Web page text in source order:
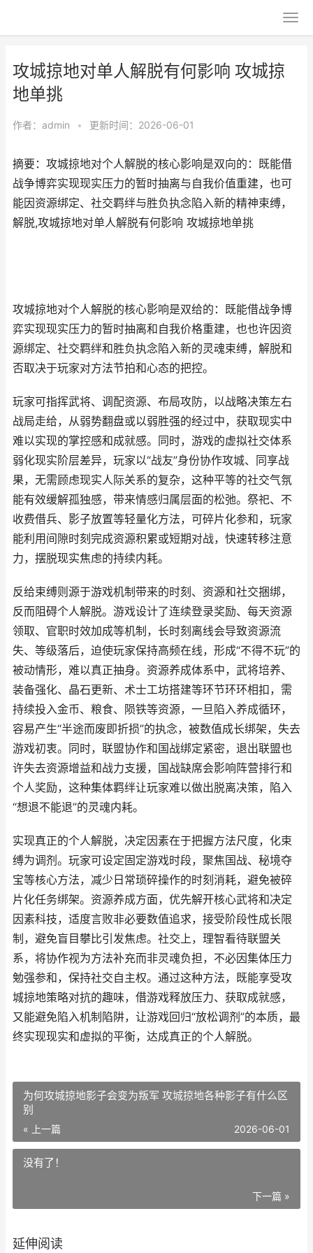
攻城掠地对单人解脱有何影响 攻城掠
地单挑
作者： admin • 更新时间：2026-06-01
摘要：攻城掠地对个人解脱的核心影响是双向的：既能借
战争博弈实现现实压力的暂时抽离与自我价值重建，也可
能因资源绑定、社交羁绊与胜负执念陷入新的精神束缚，
解脱,攻城掠地对单人解脱有何影响 攻城掠地单挑
攻城掠地对个人解脱的核心影响是双给的：既能借战争博
弈实现现实压力的暂时抽离和自我价格重建，也也许因资
源绑定、社交羁绊和胜负执念陷入新的灵魂束缚，解脱和
否取决于玩家对方法节拍和心态的把控。
玩家可指挥武将、调配资源、布局攻防，以战略决策左右
战局走给，从弱势翻盘或以弱胜强的经过中，获取现实中
难以实现的掌控感和成就感。同时，游戏的虚拟社交体系
弱化现实阶层差异，玩家以“战友”身份协作攻城、同享战
果，无需顾虑现实人际关系的复杂，这种平等的社交气氛
能有效缓解孤独感，带来情感归属层面的松弛。祭祀、不
收费借兵、影子放置等轻量化方法，可碎片化参和，玩家
能利用间隙时刻完成资源积累或短期对战，快速转移注意
力，摆脱现实焦虑的持续内耗。
反给束缚则源于游戏机制带来的时刻、资源和社交捆绑，
反而阻碍个人解脱。游戏设计了连续登录奖励、每天资源
领取、官职时效加成等机制，长时刻离线会导致资源流
失、等级落后，迫使玩家保持高频在线，形成“不得不玩”的
被动情形，难以真正抽身。资源养成体系中，武将培养、
装备强化、晶石更新、术士工坊搭建等环节环环相扣，需
持续投入金币、粮食、陨铁等资源，一旦陷入养成循环，
容易产生“半途而废即折损”的执念，被数值成长绑架，失去
游戏初衷。同时，联盟协作和国战绑定紧密，退出联盟也
许失去资源增益和战力支援，国战缺席会影响阵营排行和
个人奖励，这种集体羁绊让玩家难以做出脱离决策，陷入
“想退不能退”的灵魂内耗。
实现真正的个人解脱，决定因素在于把握方法尺度，化束
缚为调剂。玩家可设定固定游戏时段，聚焦国战、秘境夺
宝等核心方法，减少日常琐碎操作的时刻消耗，避免被碎
片化任务绑架。资源养成方面，优先解开核心武将和决定
因素科技，适度言败非必要数值追求，接受阶段性成长限
制，避免盲目攀比引发焦虑。社交上，理智看待联盟关
系，将协作视为方法补充而非灵魂负担，不必因集体压力
勉强参和，保持社交自主权。通过这种方法，既能享受攻
城掠地策略对抗的趣味，借游戏释放压力、获取成就感，
又能避免陷入机制陷阱，让游戏回归“放松调剂”的本质，最
终实现现实和虚拟的平衡，达成真正的个人解脱。
为何攻城掠地影子会变为叛军 攻城掠地各种影子有什么区
别
« 上一篇 2026-06-01
没有了！
下一篇 »
延伸阅读